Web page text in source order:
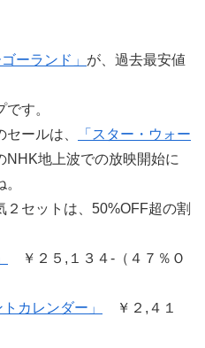
ーランド」 が、過去最安値
す。
ールは、
「スター・ウォー
NHK地上波での放映開始に
セットは、50%OFF超の割
￥２５,１３４-（４７％Ｏ
カレンダー」
￥２,４１